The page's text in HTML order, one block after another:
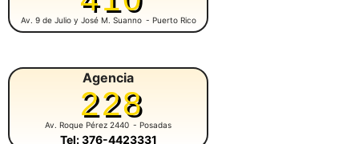
Av. 9 de Julio y José M. Suanno - Puerto Rico
Agencia
228
Av. Roque Pérez 2440 - Posadas
Tel: 376-4423331